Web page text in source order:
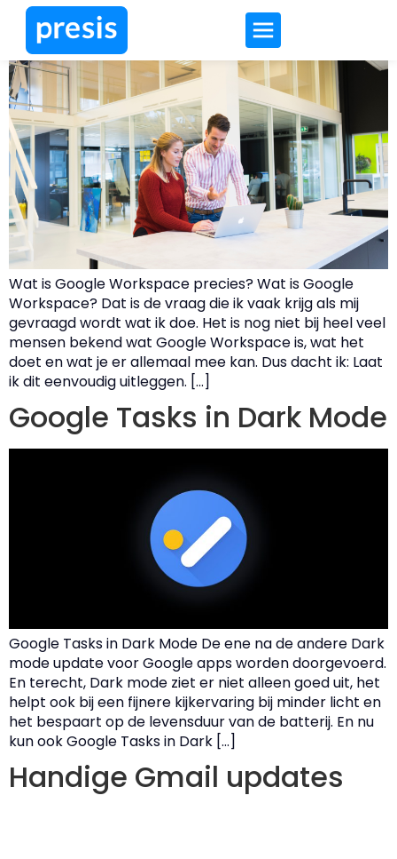
Wat is Google Workspace?
Wat is Google Workspace precies? Wat is Google
Workspace? Dat is de vraag die ik vaak krijg als mij
gevraagd wordt wat ik doe. Het is nog niet bij heel veel
mensen bekend wat Google Workspace is, wat het
doet en wat je er allemaal mee kan. Dus dacht ik: Laat
ik dit eenvoudig uitleggen. […]
Google Tasks in Dark Mode
Google Tasks in Dark Mode De ene na de andere Dark
mode update voor Google apps worden doorgevoerd.
En terecht, Dark mode ziet er niet alleen goed uit, het
helpt ook bij een fijnere kijkervaring bij minder licht en
het bespaart op de levensduur van de batterij. En nu
kun ook Google Tasks in Dark […]
Handige Gmail updates